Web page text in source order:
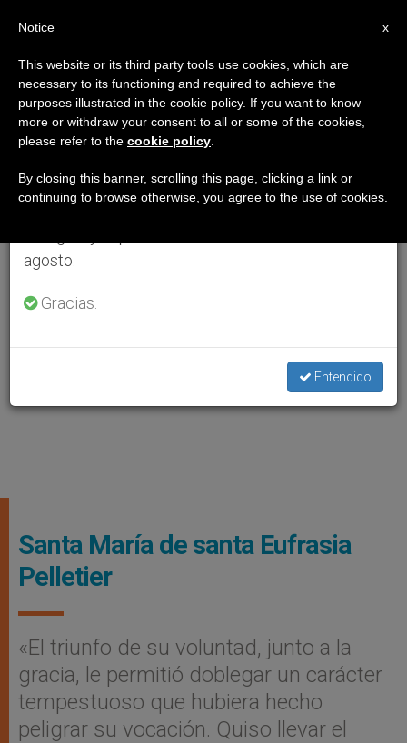
Santa María de santa Eufrasia
Pelletier
«El triunfo de su voluntad, junto a la
gracia, le permitió doblegar un carácter
tempestuoso que hubiera hecho
peligrar su vocación. Quiso llevar el
×
Aviso importante
Del 27 de julio al 7 de agosto haremos la pausa
anual, aprovechando que en el periodo de verano
se generan menos informaciones y también el
agosto.
Gracias.
Entendido
x
Notice
This website or its third party tools use cookies, which are
necessary to its functioning and required to achieve the
purposes illustrated in the cookie policy. If you want to know
more or withdraw your consent to all or some of the cookies,
please refer to the cookie policy
By closing this banner, scrolling this page, clicking a link or
continuing to browse otherwise, you agree to the use of cookies.